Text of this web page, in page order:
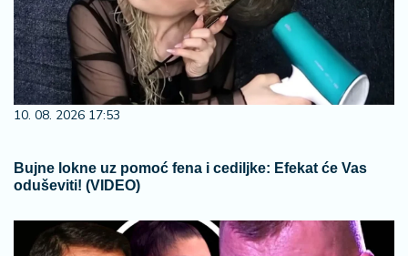
10. 08. 2026 17:53
Bujne lokne uz pomoć fena i cediljke: Efekat će Vas
oduševiti! (VIDEO)